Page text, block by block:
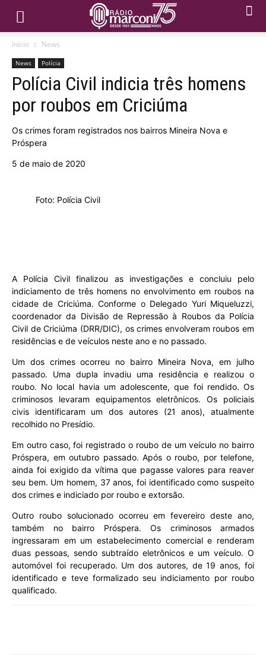
Início News
News Polícia
Polícia Civil indicia três homens
por roubos em Criciúma
Os crimes foram registrados nos bairros Mineira Nova e
Próspera
5 de maio de 2020
Foto: Polícia Civil
A Polícia Civil finalizou as investigações e concluiu pelo
indiciamento de três homens no envolvimento em roubos na
cidade de Criciúma. Conforme o Delegado Yuri Miqueluzzi,
coordenador da Divisão de Repressão à Roubos da Polícia
Civil de Criciúma (DRR/DIC), os crimes envolveram roubos em
residências e de veículos neste ano e no passado.
Um dos crimes ocorreu no bairro Mineira Nova, em julho
passado. Uma dupla invadiu uma residência e realizou o
roubo. No local havia um adolescente, que foi rendido. Os
criminosos levaram equipamentos eletrônicos. Os policiais
civis identificaram um dos autores (21 anos), atualmente
recolhido no Presídio.
Em outro caso, foi registrado o roubo de um veículo no bairro
Próspera, em outubro passado. Após o roubo, por telefone,
ainda foi exigido da vítima que pagasse valores para reaver
seu bem. Um homem, 37 anos, foi identificado como suspeito
dos crimes e indiciado por roubo e extorsão.
Outro roubo solucionado ocorreu em fevereiro deste ano,
também no bairro Próspera. Os criminosos armados
ingressaram em um estabelecimento comercial e renderam
duas pessoas, sendo subtraído eletrônicos e um veículo. O
automóvel foi recuperado. Um dos autores, de 19 anos, foi
identificado e teve formalizado seu indiciamento por roubo
qualificado.